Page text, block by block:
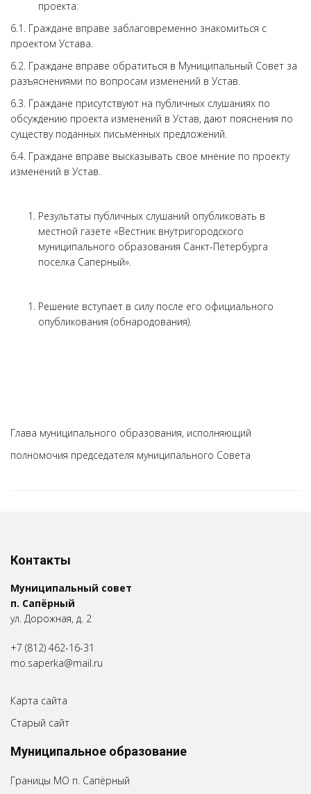
проекта:
6.1. Граждане вправе заблаговременно знакомиться с
проектом Устава.
6.2. Граждане вправе обратиться в Муниципальный Совет за
разъяснениями по вопросам изменений в Устав.
6.3. Граждане присутствуют на публичных слушаниях по
обсуждению проекта изменений в Устав, дают пояснения по
существу поданных письменных предложений.
6.4. Граждане вправе высказывать свое мнение по проекту
изменений в Устав.
Результаты публичных слушаний опубликовать в
местной газете «Вестник внутригородского
муниципального образования Санкт-Петербурга
поселка Саперный».
Решение вступает в силу после его официального
опубликования (обнародования).
Глава муниципального образования, исполняющий
полномочия председателя муниципального Совета
Контакты
Муниципальный совет
п. Сапёрный
ул. Дорожная, д. 2
+7 (812) 462-16-31
mo.saperka@mail.ru
Карта сайта
Старый сайт
Муниципальное образование
Границы МО п. Сапёрный